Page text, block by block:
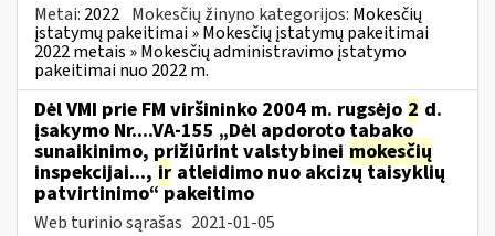
Metai: 2022 Mokesčių žinyno kategorijos: Mokesčių
įstatymų pakeitimai » Mokesčių įstatymų pakeitimai
2022 metais » Mokesčių administravimo įstatymo
pakeitimai nuo 2022 m.
Dėl VMI prie FM viršininko 2004 m. rugsėjo 2 d.
įsakymo Nr....VA-155 „Dėl apdoroto tabako
sunaikinimo, prižiūrint valstybinei mokesčių
inspekcijai..., ir atleidimo nuo akcizų taisyklių
patvirtinimo“ pakeitimo
Web turinio sąrašas 2021-01-05